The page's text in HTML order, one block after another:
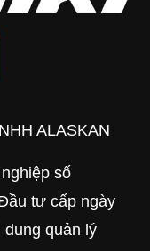
ALASKAN
số
tư cấp ngày
dung quản lý